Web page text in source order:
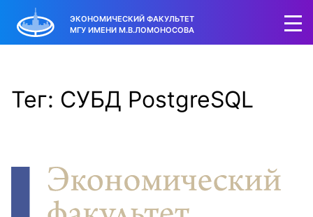
ЭКОНОМИЧЕСКИЙ ФАКУЛЬТЕТ
МГУ ИМЕНИ М.В.ЛОМОНОСОВА
Тег: СУБД PostgreSQL